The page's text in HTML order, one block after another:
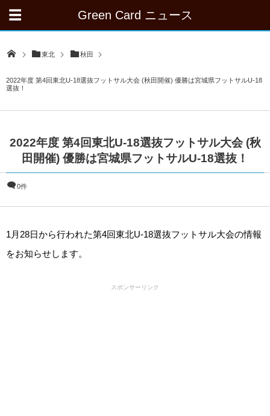
Green Card ニュース
東北 秋田
2022年度 第4回東北U-18選抜フットサル大会 (秋田開催) 優勝は宮城県フットサルU-18
選抜！
2022年度 第4回東北U-18選抜フットサル大会 (秋
田開催) 優勝は宮城県フットサルU-18選抜！
0件
1月28日から行われた第4回東北U-18選抜フットサル大会の情報
をお知らせします。
スポンサーリンク